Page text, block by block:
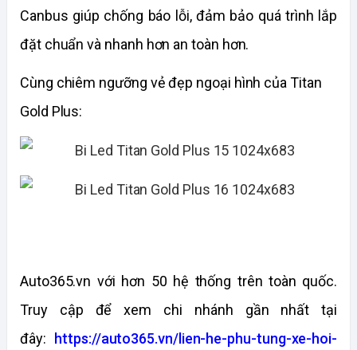
Canbus giúp chống báo lỗi, đảm bảo quá trình lắp
đặt chuẩn và nhanh hơn an toàn hơn.
Cùng chiêm ngưỡng vẻ đẹp ngoại hình của Titan
Gold Plus:
Auto365.vn với hơn 50 hệ thống trên toàn quốc.
Truy cập để xem chi nhánh gần nhất tại
đây:
https://auto365.vn/lien-he-phu-tung-xe-hoi-